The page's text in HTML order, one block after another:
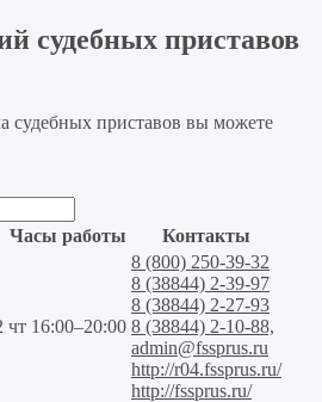
судебных приставов
судебных приставов вы можете
Часы работы Контакты
чт 16:00–20:00
8 (800) 250-39-32
8 (38844) 2-39-97
8 (38844) 2-27-93
8 (38844) 2-10-88,
admin@fssprus.ru
http://r04.fssprus.ru/
http://fssprus.ru/